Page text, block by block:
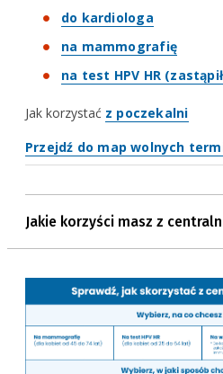
do kardiologa
na mammografię
na test HPV HR
Jak korzystać z poczekalni
Przejdź do map wolnych
Jakie korzyści masz z
modyfikacjach
dostęp do świadczeń
pacjentów zależeć będzie
zadeklarowanych preferencji
poprawi się planowanie
ograniczona zostanie